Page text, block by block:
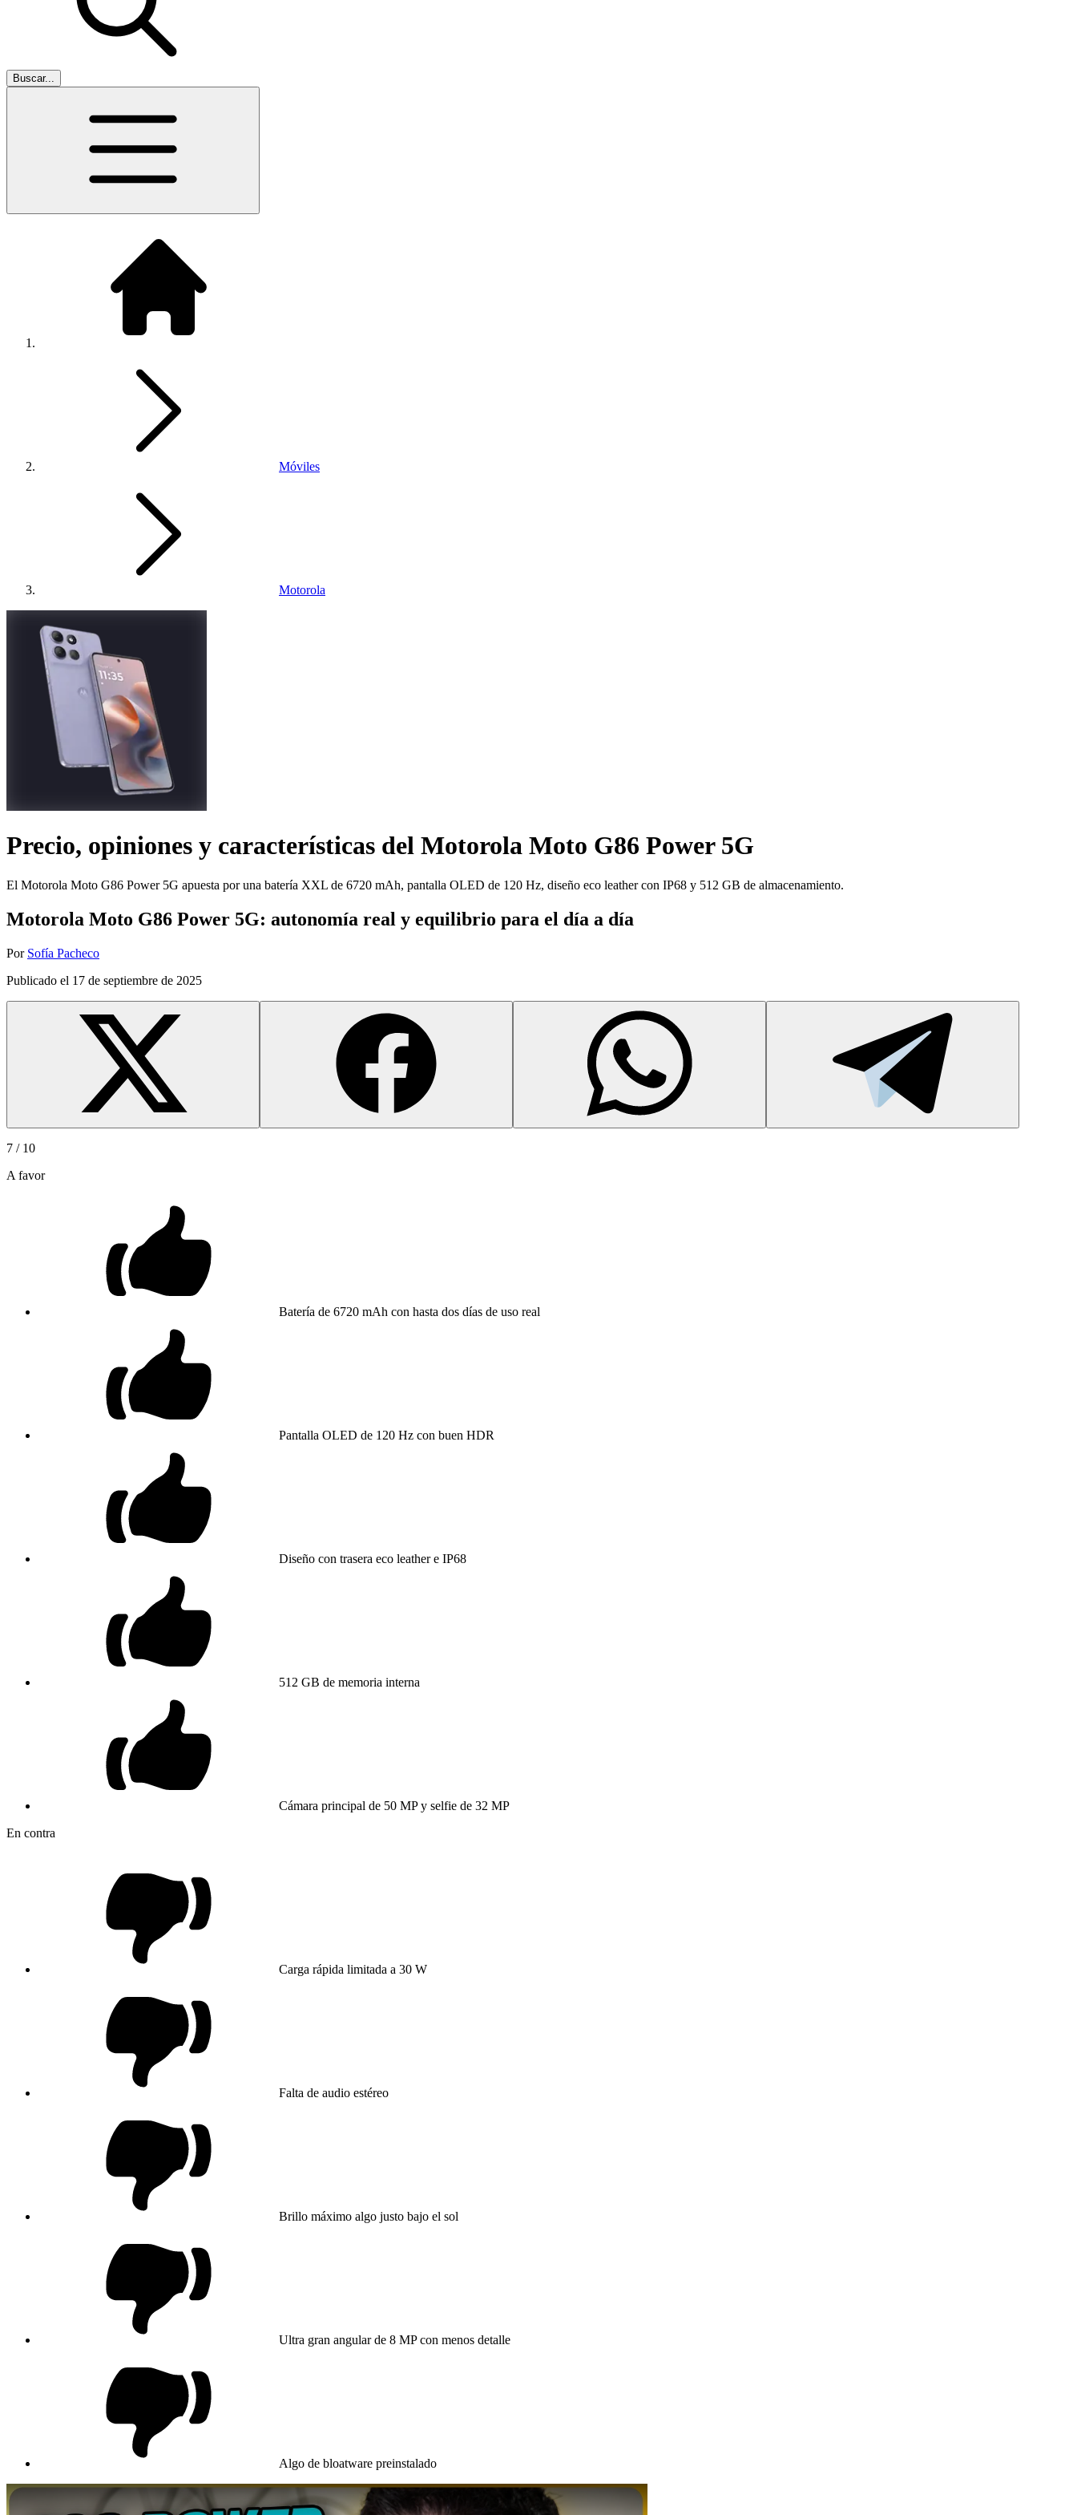
Buscar...
Móviles
Motorola
Precio, opiniones y características del Motorola Moto G86 Power 5G
El Motorola Moto G86 Power 5G apuesta por una batería XXL de 6720 mAh, pantalla OLED de 120 Hz, diseño eco leather con IP68 y 512 GB de almacenamiento.
Motorola Moto G86 Power 5G: autonomía real y equilibrio para el día a día
Por Sofía Pacheco
Publicado el 17 de septiembre de 2025
7 / 10
A favor
Batería de 6720 mAh con hasta dos días de uso real
Pantalla OLED de 120 Hz con buen HDR
Diseño con trasera eco leather e IP68
512 GB de memoria interna
Cámara principal de 50 MP y selfie de 32 MP
En contra
Carga rápida limitada a 30 W
Falta de audio estéreo
Brillo máximo algo justo bajo el sol
Ultra gran angular de 8 MP con menos detalle
Algo de bloatware preinstalado